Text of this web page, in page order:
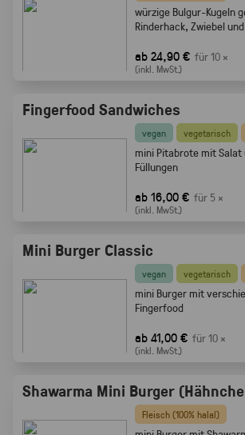
würzige Bulgur-Kugeln
Rinderhack, Zwiebel
ab 24,90 € für 10 ×
(inkl. MwSt.)
Fingerfood Sandwiches
vegan vegetarisch
mini Pitabrote mit Salat
Füllungen
ab 16,00 € für 5 ×
(inkl. MwSt.)
Mini Burger Classic
vegan vegetarisch
mini Burger mit
Fingerfood
ab 41,00 € für 10 ×
(inkl. MwSt.)
Shawarma Mini Burger
Fleisch (100% halal)